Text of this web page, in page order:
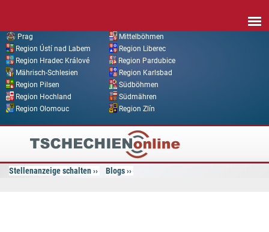
Prag
Mittelböhmen
Region Ústí nad Labem
Region Liberec
Region Hradec Králové
Region Pardubice
Mährisch-Schlesien
Region Karlsbad
Region Pilsen
Südböhmen
Region Hochland
Südmähren
Region Olomouc
Region Zlín
Tschechien
Online
Stellenanzeige schalten Blogs